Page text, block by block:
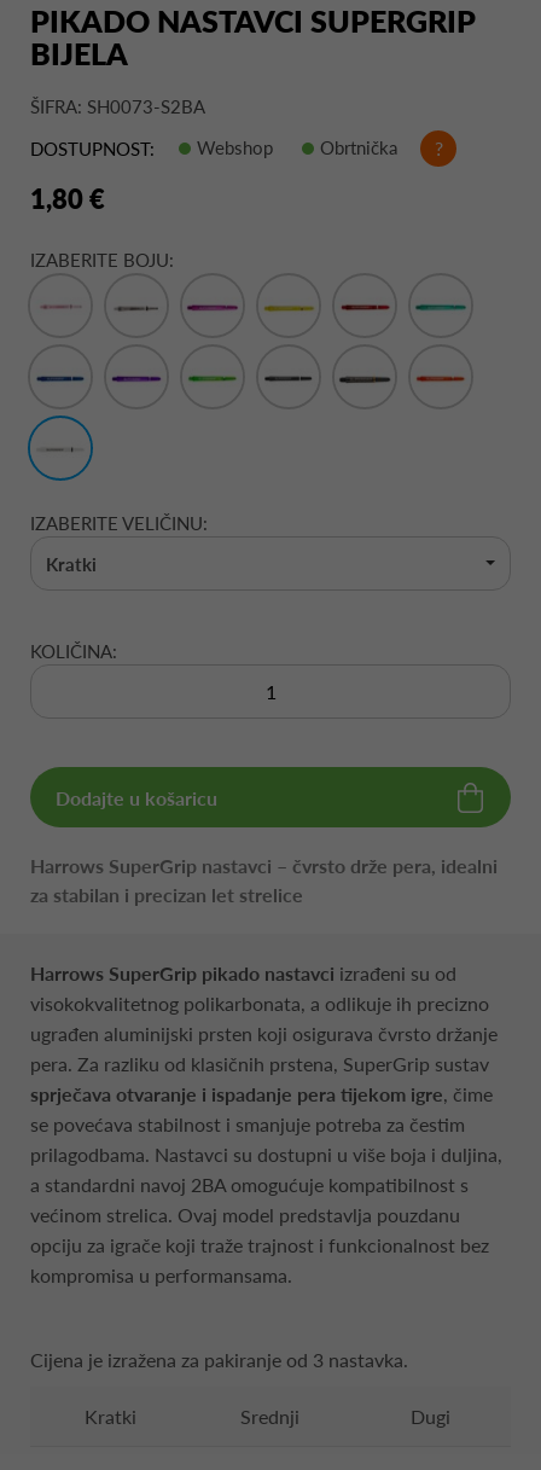
PIKADO NASTAVCI SUPERGRIP
BIJELA
ŠIFRA: SH0073-S2BA
DOSTUPNOST:
Webshop Obrtnička ?
1,80 €
IZABERITE BOJU:
IZABERITE VELIČINU:
Kratki
KOLIČINA:
Dodajte u košaricu
Harrows SuperGrip nastavci – čvrsto drže pera, idealni
za stabilan i precizan let strelice
Harrows SuperGrip pikado nastavci izrađeni su od
visokokvalitetnog polikarbonata, a odlikuje ih precizno
ugrađen aluminijski prsten koji osigurava čvrsto držanje
pera. Za razliku od klasičnih prstena, SuperGrip sustav
sprječava otvaranje i ispadanje pera tijekom igre, čime
se povećava stabilnost i smanjuje potreba za čestim
prilagodbama. Nastavci su dostupni u više boja i duljina,
a standardni navoj 2BA omogućuje kompatibilnost s
većinom strelica. Ovaj model predstavlja pouzdanu
opciju za igrače koji traže trajnost i funkcionalnost bez
kompromisa u performansama.
Cijena je izražena za pakiranje od 3 nastavka.
Kratki Srednji Dugi